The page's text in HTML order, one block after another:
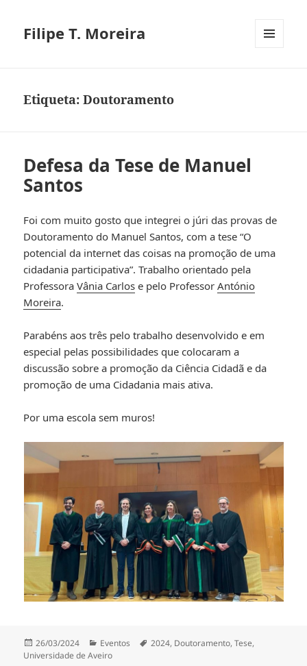
Filipe T. Moreira
Etiqueta:Doutoramento
Defesa da Tese de Manuel
Santos
Foi com muito gosto que integrei o júri das provas de
Doutoramento do Manuel Santos, com a tese “O
potencial da internet das coisas na promoção de uma
cidadania participativa”. Trabalho orientado pela
ProfessoraVânia Carlos e pelo ProfessorAntónio
Moreira.
Parabéns aos três pelo trabalho desenvolvido e em
especial pelas possibilidades que colocaram a
discussão sobre a promoção da Ciência Cidadã e da
promoção de uma Cidadania mais ativa.
Por uma escola sem muros!
Publicado
a
26/03/2024 Categorias
Eventos Etiquetas
2024, Doutoramento,Tese,
Universidade de Aveiro